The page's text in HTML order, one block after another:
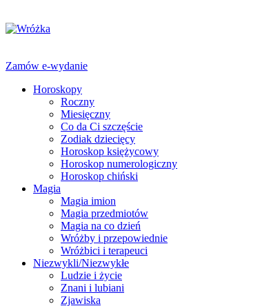
Zamów e-wydanie
Horoskopy
Roczny
Miesięczny
Co da Ci szczęście
Zodiak dziecięcy
Horoskop księżycowy
Horoskop numerologiczny
Horoskop chiński
Magia
Magia imion
Magia przedmiotów
Magia na co dzień
Wróżby i przepowiednie
Wróżbici i terapeuci
Niezwykli/Niezwykłe
Ludzie i życie
Znani i lubiani
Zjawiska